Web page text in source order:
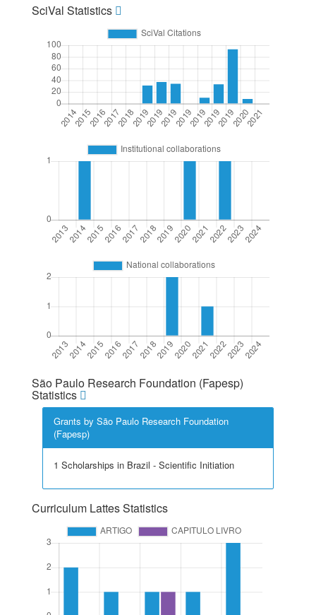
SciVal Statistics
São Paulo Research Foundation (Fapesp)
Statistics
Grants by São Paulo Research Foundation
(Fapesp)
1 Scholarships in Brazil - Scientific Initiation
Curriculum Lattes Statistics